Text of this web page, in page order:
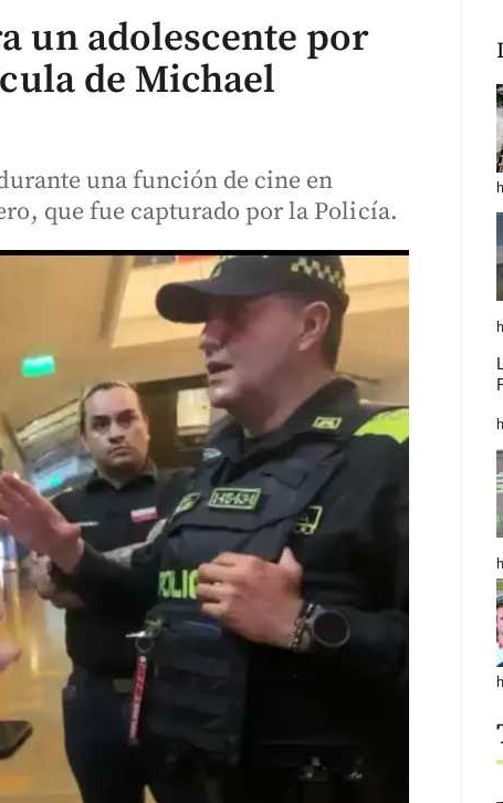
un adolescente por
de Michael
una función de cine en
que fue capturado por la Policía.